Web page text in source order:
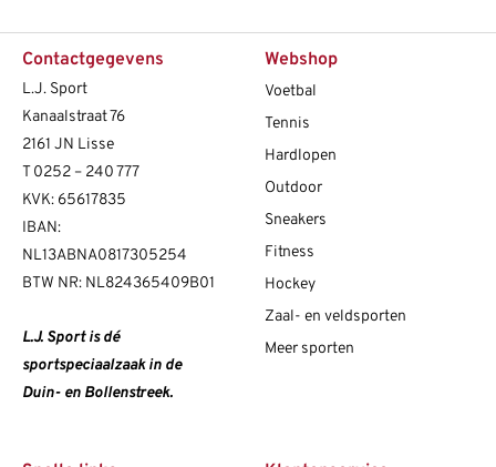
Contactgegevens
L.J. Sport
Kanaalstraat 76
2161 JN Lisse
T 0252 – 240 777
KVK: 65617835
IBAN:
NL13ABNA0817305254
BTW NR: NL824365409B01
L.J. Sport is dé
sportspeciaalzaak in de
Duin- en Bollenstreek.
Webshop
Voetbal
Tennis
Hardlopen
Outdoor
Sneakers
Fitness
Hockey
Zaal- en veldsporten
Meer sporten